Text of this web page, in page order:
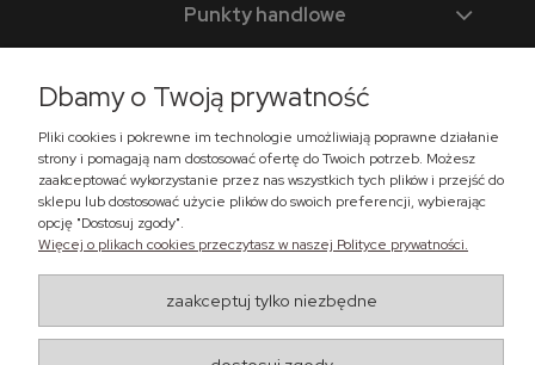
Punkty handlowe
Zadzwoń do nas
+48 518 365 302
sklep@lema24.pl
Znajdź nas
Ul. Świątkiewicz 50, box A41
05-552 Wólka Kosowska
- Vogue Pro theme - All rights reserved
Dbamy o Twoją prywatność
Pliki cookies i pokrewne im technologie umożliwiają poprawne działanie
strony i pomagają nam dostosować ofertę do Twoich potrzeb. Możesz
zaakceptować wykorzystanie przez nas wszystkich tych plików i przejść do
sklepu lub dostosować użycie plików do swoich preferencji, wybierając
opcję "Dostosuj zgody".
Więcej o plikach cookies przeczytasz w naszej Polityce prywatności.
zaakceptuj tylko niezbędne